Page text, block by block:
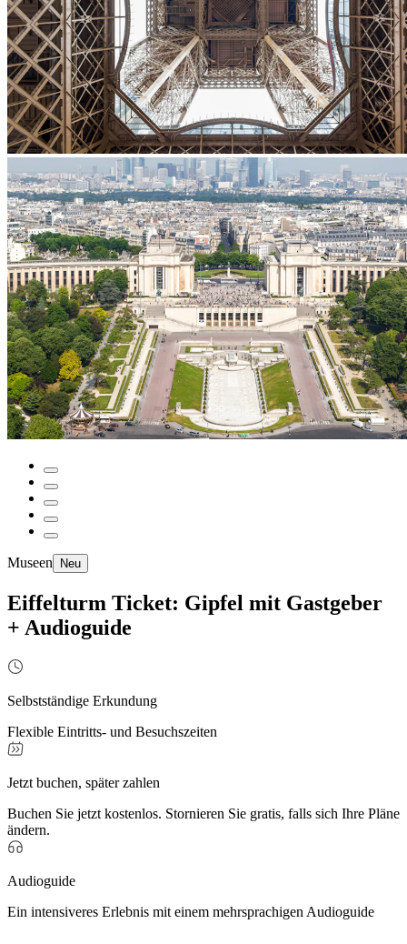
Museen Neu
Eiffelturm Ticket: Gipfel mit Gastgeber
+ Audioguide
Selbstständige Erkundung
Flexible Eintritts- und Besuchszeiten
Jetzt buchen, später zahlen
Buchen Sie jetzt kostenlos. Stornieren Sie gratis, falls sich Ihre Pläne
ändern.
Audioguide
Ein intensiveres Erlebnis mit einem mehrsprachigen Audioguide